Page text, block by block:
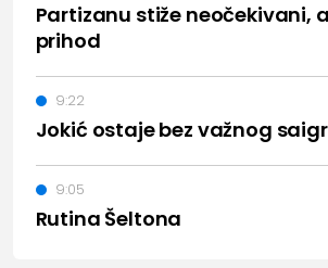
Partizanu stiže neočekivani,
prihod
Jokić ostaje bez važnog
9:22
Rutina Šeltona
9:05